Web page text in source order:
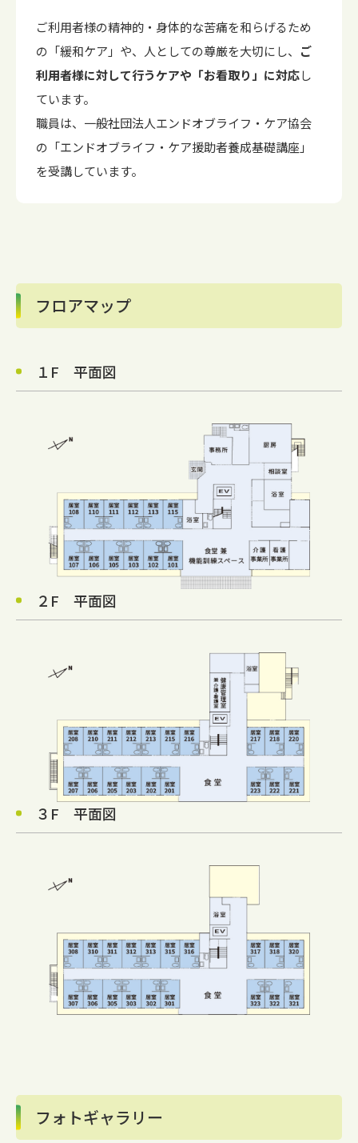
ご利用者様の精神的・身体的な苦痛を和らげるため
の「緩和ケア」や、人としての尊厳を大切にし、 ご
利用者様に対して行うケアや「お看取り」に対応し
ています。
職員は、一般社団法人エンドオブライフ・ケア協会
の「エンドオブライフ・ケア援助者養成基礎講座」
を受講しています。
フロアマップ
１F 平面図
２F 平面図
３F 平面図
フォトギャラリー